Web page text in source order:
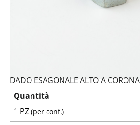
DADO ESAGONALE ALTO A CORONA
Quantità
1 PZ(per conf.)